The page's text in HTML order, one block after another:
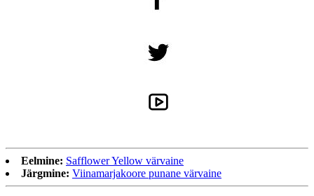
Eelmine: Safflower Yellow värvaine
Järgmine: Viinamarjakoore punane värvaine